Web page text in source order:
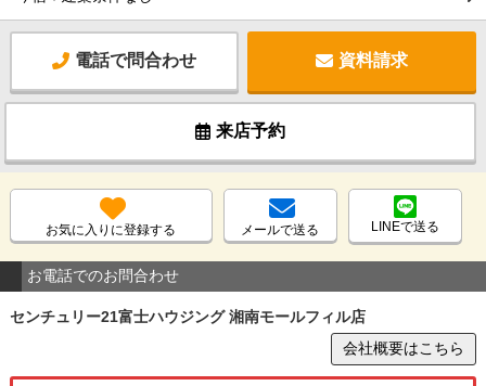
電話で問合わせ 資料請求
来店予約
お気に入りに登録する メールで送る LINEで送る
お電話でのお問合わせ
センチュリー21富士ハウジング 湘南モールフィル店
会社概要はこちら